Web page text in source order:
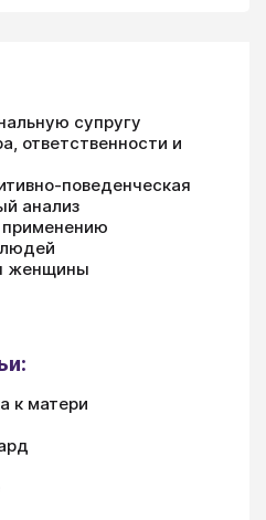
супругу
ответственности и
поведенческая
анализ
женщины
к матери